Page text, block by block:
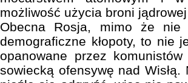
możliwość użycia broni
Obecna Rosja, mimo że nie
demograficzne kłopoty, to nie
opanowane przez
sowiecką ofensywę nad